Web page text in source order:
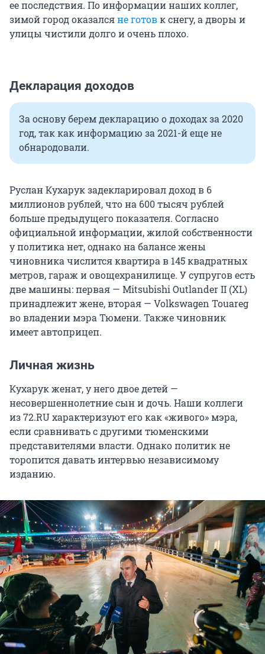
ее последствия. По информации наших коллег,
зимой город оказалсяне готовк снегу, а дворы и
улицы чистили долго и очень плохо.
Декларация доходов
За основу берем декларацию о доходах за 2020
год, так как информацию за 2021-й еще не
обнародовали.
Руслан Кухарук задекларировал доход в 6
миллионов рублей, что на 600 тысяч рублей
больше предыдущего показателя. Согласно
официальной информации, жилой собственности
у политика нет, однако на балансе жены
чиновника числится квартира в 145 квадратных
метров, гараж и овощехранилище. У супругов есть
две машины: первая — Mitsubishi Outlander II (XL)
принадлежит жене, вторая — Volkswagen Touareg
во владении мэра Тюмени. Также чиновник
имеет автоприцеп.
Личная жизнь
Кухарук женат, у него двое детей —
несовершеннолетние сын и дочь. Наши коллеги
из 72.RU характеризуют его как «живого» мэра,
если сравнивать с другими тюменскими
представителями власти. Однако политик не
торопится давать интервью независимому
изданию.